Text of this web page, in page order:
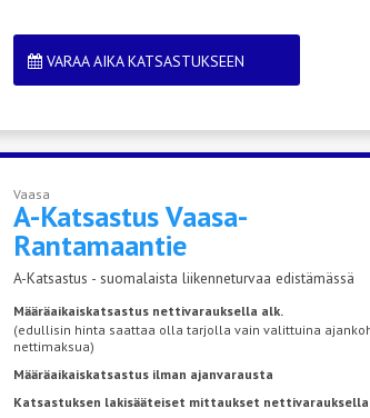
VARAA AIKA KATSASTUKSEEN
Vaasa
A-KatsastusVaasa-
Rantamaantie
A-Katsastus - suomalaista liikenneturvaa edistämässä
Määräaikaiskatsastus nettivarauksella alk.
(edullisin hinta saattaa olla tarjolla vain valittuina
nettimaksua)
Määräaikaiskatsastus ilman ajanvarausta
Katsastuksen lakisääteiset mittaukset nettivarauksella